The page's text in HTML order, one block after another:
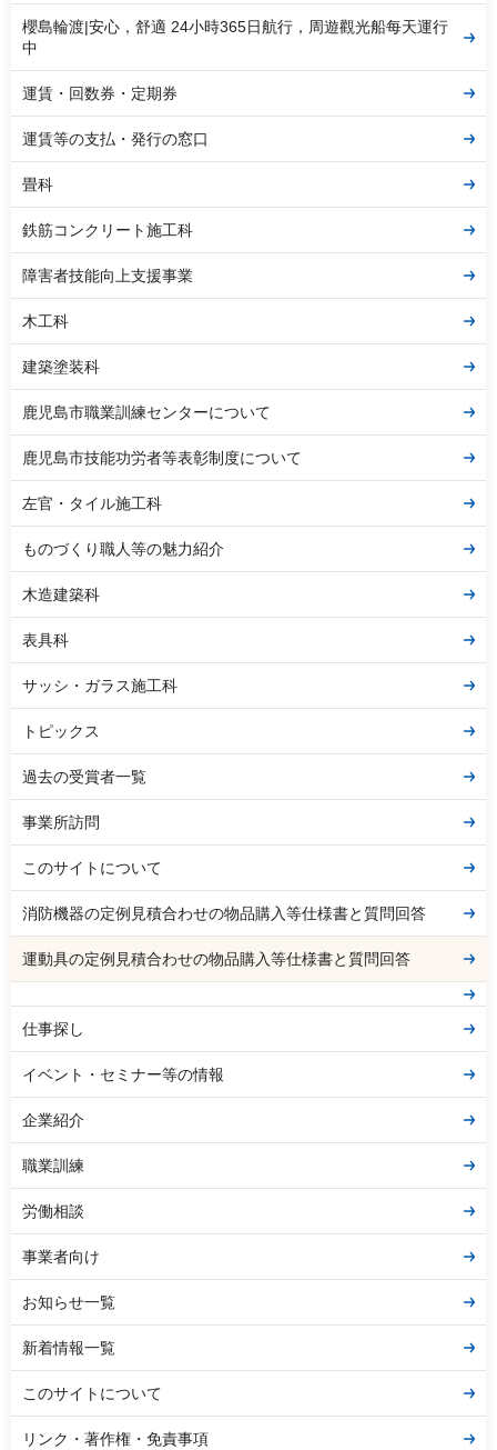
櫻島輪渡|安心，舒適 24小時365日航行，周遊觀光船每天運行
中
運賃・回数券・定期券
運賃等の支払・発行の窓口
畳科
鉄筋コンクリート施工科
障害者技能向上支援事業
木工科
建築塗装科
鹿児島市職業訓練センターについて
鹿児島市技能功労者等表彰制度について
左官・タイル施工科
ものづくり職人等の魅力紹介
木造建築科
表具科
サッシ・ガラス施工科
トピックス
過去の受賞者一覧
事業所訪問
このサイトについて
消防機器の定例見積合わせの物品購入等仕様書と質問回答
運動具の定例見積合わせの物品購入等仕様書と質問回答
仕事探し
イベント・セミナー等の情報
企業紹介
職業訓練
労働相談
事業者向け
お知らせ一覧
新着情報一覧
このサイトについて
リンク・著作権・免責事項